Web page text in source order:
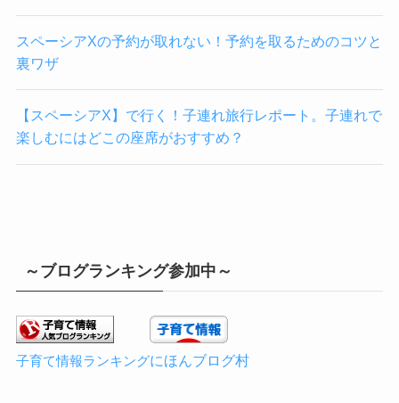
スペーシアXの予約が取れない！予約を取るためのコツと
裏ワザ
【スペーシアX】で行く！子連れ旅行レポート。子連れで
楽しむにはどこの座席がおすすめ？
～ブログランキング参加中～
子育て情報ランキングにほんブログ村